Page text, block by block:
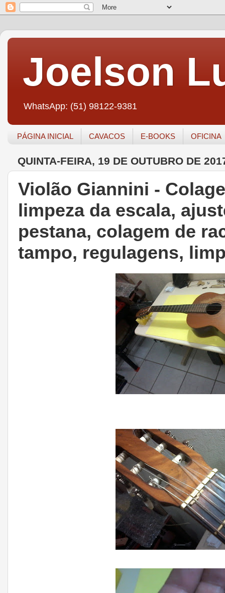
Joelson
WhatsApp: (51) 98122-9381
PÁGINA INICIAL CAVACOS E-BOOKS OFICINA
QUINTA-FEIRA, 19 DE OUTUBRO DE
Violão Giannini -
limpeza da escala,
pestana, colagem de
tampo, regulagens,